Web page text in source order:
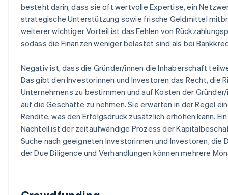
besteht darin, dass sie oft wertvolle Expertise, ein
strategische Unterstützung sowie frische Geldmittel
weiterer wichtiger Vorteil ist das Fehlen von
sodass die Finanzen weniger belastet sind als bei
Negativ ist, dass die Gründer/innen die Inhaberschaft
Das gibt den Investorinnen und Investoren das Recht, die
Unternehmens zu bestimmen und auf Kosten der
auf die Geschäfte zu nehmen. Sie erwarten in der Regel
Rendite, was den Erfolgsdruck zusätzlich erhöhen kann.
Nachteil ist der zeitaufwändige Prozess der
Suche nach geeigneten Investorinnen und Investoren, die
der Due Diligence und Verhandlungen können mehrere